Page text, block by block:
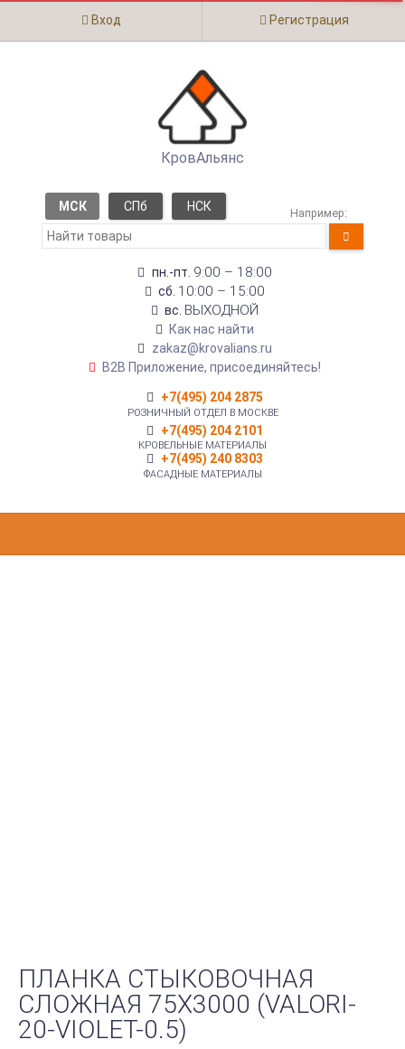
Вход Регистрация
КровАльянс
МСК СПб НСК Например:
пн.-пт. 9:00 – 18:00
сб. 10:00 – 15:00
вс. ВЫХОДНОЙ
Как нас найти
zakaz@krovalians.ru
B2B Приложение, присоединяйтесь!
+7(495) 204 2875
РОЗНИЧНЫЙ ОТДЕЛ В МОСКВЕ
+7(495) 204 2101
КРОВЕЛЬНЫЕ МАТЕРИАЛЫ
+7(495) 240 8303
ФАСАДНЫЕ МАТЕРИАЛЫ
ПЛАНКА СТЫКОВОЧНАЯ
СЛОЖНАЯ 75Х3000 (VALORI-
20-VIOLET-0.5)